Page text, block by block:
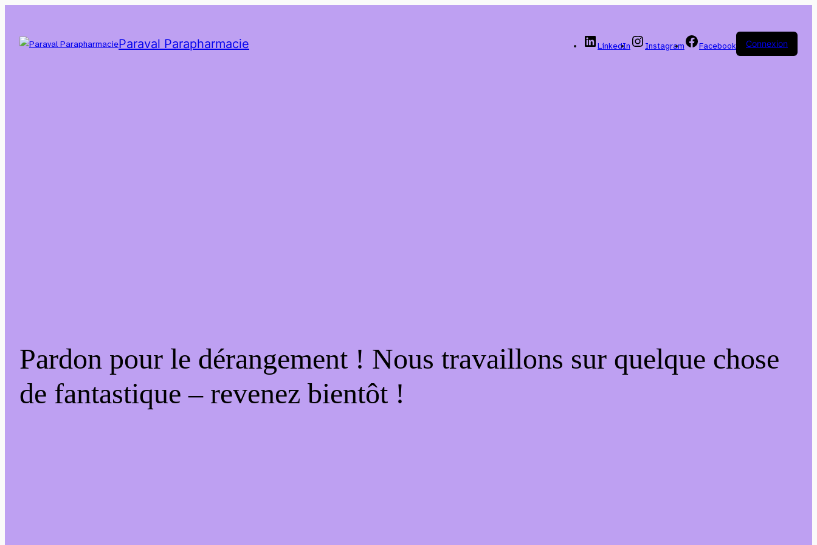
Paraval Parapharmacie LinkedIn Instagram Facebook Connexion
Pardon pour le dérangement ! Nous travaillons sur quelque chose
de fantastique – revenez bientôt !